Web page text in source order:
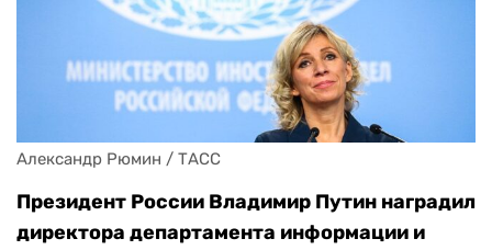
Александр Рюмин / ТАСС
Президент России Владимир Путин наградил
директора департамента информации и